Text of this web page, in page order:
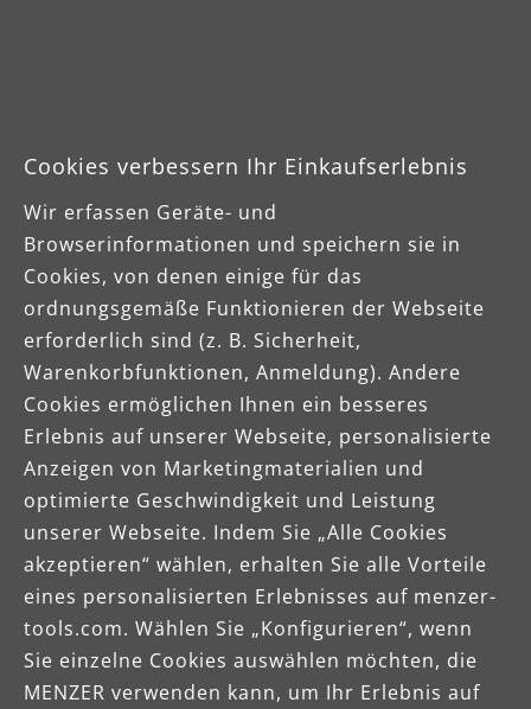
Karriere bei MENZER
Wir entwickeln unsere Schleifgeräte,
Industriesauger und Schleifmittel stetig weiter.
Denn unser Ziel ist es, dass Sie stets das beste
Produkt in den Händen halten.
Cookies verbessern Ihr Einkaufserlebnis
Wir erfassen Geräte- und
Browserinformationen und speichern sie in
Cookies, von denen einige für das
ordnungsgemäße Funktionieren der Webseite
erforderlich sind (z. B. Sicherheit,
Warenkorbfunktionen, Anmeldung). Andere
Cookies ermöglichen Ihnen ein besseres
Erlebnis auf unserer Webseite, personalisierte
Anzeigen von Marketingmaterialien und
optimierte Geschwindigkeit und Leistung
unserer Webseite. Indem Sie „Alle Cookies
akzeptieren“ wählen, erhalten Sie alle Vorteile
eines personalisierten Erlebnisses auf menzer-
tools.com. Wählen Sie „Konfigurieren“, wenn
Sie einzelne Cookies auswählen möchten, die
MENZER verwenden kann, um Ihr Erlebnis auf